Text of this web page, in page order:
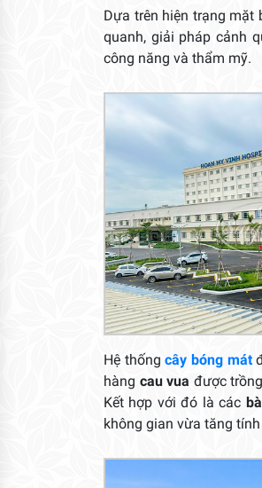
Dựa trên hiện trạng mặt
quanh, giải pháp cảnh
công năng và thẩm mỹ.
Hệ thốngcây bóng mát
hàng cau vua được
Kết hợp với đó là các
không gian vừa tăng